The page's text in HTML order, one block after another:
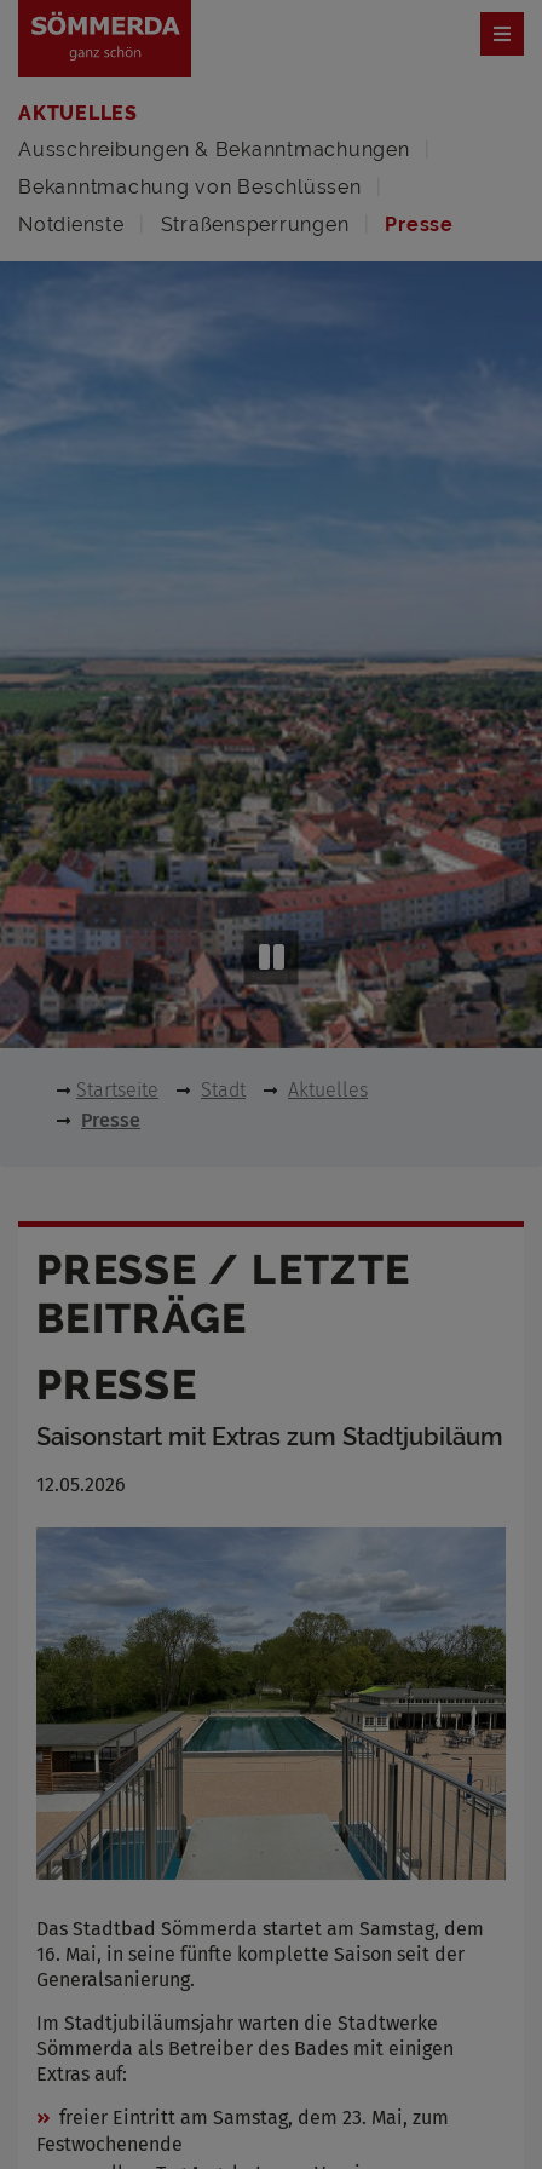
AKTUELLES
Ausschreibungen & Bekanntmachungen
Bekanntmachung von Beschlüssen
Notdienste
Straßensperrungen Presse
Startseite Stadt
Aktuelles
Presse
PRESSE / LETZTE
BEITRÄGE
PRESSE
Saisonstart mit Extras zum Stadtjubiläum
12.05.2026
Das Stadtbad Sömmerda startet am Samstag, dem
16. Mai, in seine fünfte komplette Saison seit der
Generalsanierung.
Im Stadtjubiläumsjahr warten die Stadtwerke
Sömmerda als Betreiber des Bades mit einigen
Extras auf:
freier Eintritt am Samstag, dem 23. Mai, zum
Festwochenende